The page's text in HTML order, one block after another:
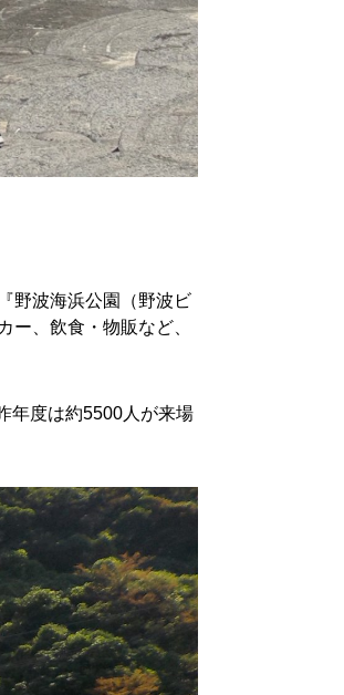
野波海浜公園（野波ビ
、飲食・物販など、
年度は約5500人が来場